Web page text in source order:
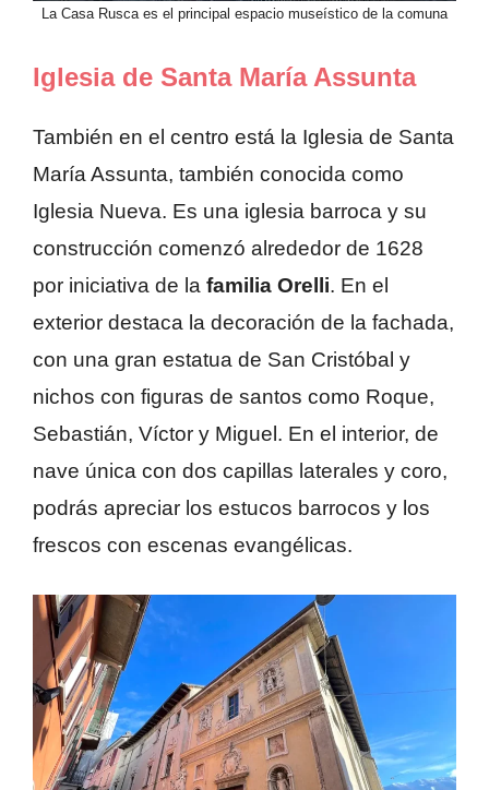
La Casa Rusca es el principal espacio museístico de la comuna
Iglesia de Santa María Assunta
También en el centro está la Iglesia de Santa
María Assunta, también conocida como
Iglesia Nueva. Es una iglesia barroca y su
construcción comenzó alrededor de 1628
por iniciativa de la familia Orelli. En el
exterior destaca la decoración de la fachada,
con una gran estatua de San Cristóbal y
nichos con figuras de santos como Roque,
Sebastián, Víctor y Miguel. En el interior, de
nave única con dos capillas laterales y coro,
podrás apreciar los estucos barrocos y los
frescos con escenas evangélicas.